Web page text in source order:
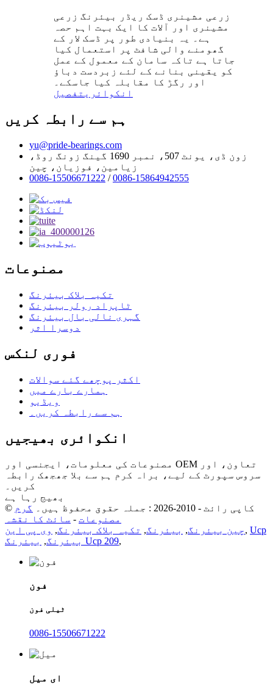
زرعی مشینری ڈسک ریڈر بیئرنگ زرعی
مشینری اور آلات کا ایک بہت اہم حصہ
ہے۔ یہ بنیادی طور پر ڈسک لار کے
گھومنے والی شافٹ پر استعمال کیا
جاتا ہے تاکہ سامان کے معمول کے عمل
کو یقینی بنانے کے لئے زبردست دباؤ
اور رگڑ کا مقابلہ کیا جاسکے۔
انکوائریتفصیل
ہم سے رابطہ کریں
yu@pride-bearings.com
زون ڈی، یونٹ 507، نمبر 1690 گینگ زونگ روڈ،
زیامین، فوزیان، چین
0086-15506671222 /0086-15864942555
مصنوعات
تکیہ بلاک بیئرنگ
ٹاپراد رولر بیئرنگ
گہری نالی بال بیئرنگ
دوسرا اثر
فوری لنکس
اکثر پوچھے گئے سوالات
ہمارے بارے میں
ویڈیو
ہم سے رابطہ کریں۔
انکوائری بھیجیں
مصنوعات کی معلومات، ایجنسی اور OEM تعاون، اور
سروس سپورٹ کے لیے، براہ کرم ہم سے بلا جھجھک رابطہ
کریں۔
بھیج رہا ہے
© کاپی رائٹ - 2010-2026 : جملہ حقوق محفوظ ہیں۔
گرم
مصنوعات - سائٹ کا نقشہ
چین بیئرنگ, بیئرنگ, تکیہ بلاک بیئرنگ, وی پی این , Ucp
بیئرنگ, بیئرنگ Ucp 209,
فون
ٹیلی فون
0086-15506671222
ای میل